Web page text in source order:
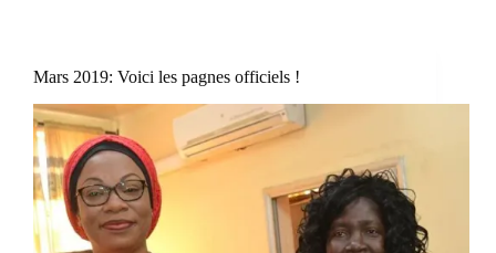
Mars 2019: Voici les pagnes officiels !